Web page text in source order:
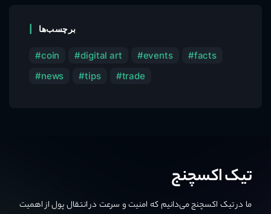
برچسب‌ها
coin digital art events
facts
news
tips trade
تیک اکسچنج
ما در تیک اکسچنج می‌دانیم که امنیت و سرعت در انتقال پول از اهمیت